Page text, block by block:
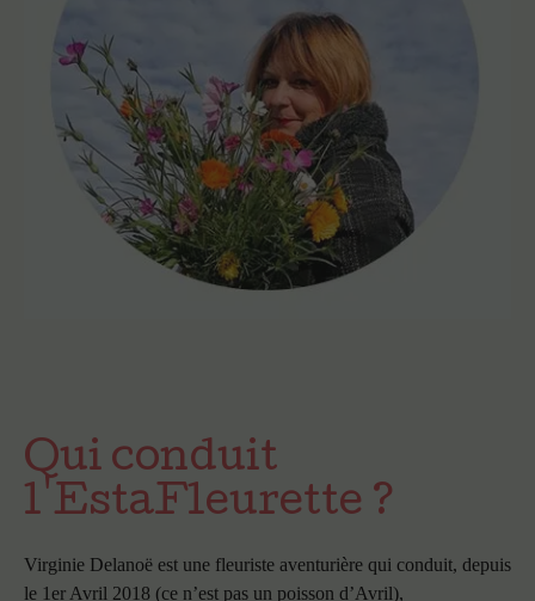
Qui conduit
l'EstaFleurette ?
Virginie Delanoë est une fleuriste aventurière qui conduit, depuis
le 1er Avril 2018 (ce n’est pas un poisson d’Avril),